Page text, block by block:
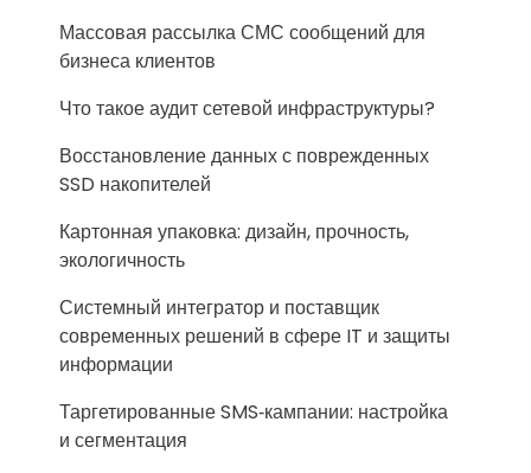
Массовая рассылка СМС сообщений для
бизнеса клиентов
Что такое аудит сетевой инфраструктуры?
Восстановление данных с поврежденных
SSD накопителей
Картонная упаковка: дизайн, прочность,
экологичность
Системный интегратор и поставщик
современных решений в сфере IT и защиты
информации
Таргетированные SMS‑кампании: настройка
и сегментация